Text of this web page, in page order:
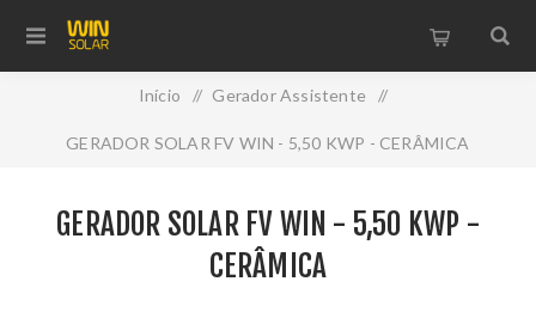
Início / Gerador Assistente /
GERADOR SOLAR FV WIN - 5,50 KWP - CERÂMICA
GERADOR SOLAR FV WIN - 5,50 KWP -
CERÂMICA